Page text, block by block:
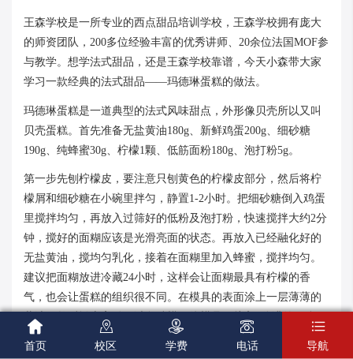
王森学校是一所专业的西点甜品培训学校，王森学校拥有庞大
的师资团队，200多位经验丰富的优秀讲师、20余位法国MOF参
与教学。想学法式甜品，还是王森学校靠谱，今天小森带大家
学习一款经典的法式甜品——玛德琳蛋糕的做法。
玛德琳蛋糕是一道典型的法式风味甜点，外形像贝壳所以又叫
贝壳蛋糕。首先准备无盐黄油180g、新鲜鸡蛋200g、细砂糖
190g、纯蜂蜜30g、柠檬1颗、低筋面粉180g、泡打粉5g。
第一步先刨柠檬皮，要注意只刨黄色的柠檬皮部分，然后将柠
檬屑和细砂糖在小碗里拌匀，静置1-2小时。把细砂糖倒入鸡蛋
里搅拌均匀，再放入过筛好的低粉及泡打粉，快速搅拌大约2分
钟，搅好的面糊应该是光滑亮面的状态。再放入已经融化好的
无盐黄油，搅均匀乳化，接着在面糊里加入蜂蜜，搅拌均匀。
建议把面糊放进冷藏24小时，这样会让面糊最具有柠檬的香
气，也会让蛋糕的组织很不同。在模具的表面涂上一层薄薄的
黄油，然后撒上高粉，避免粘模，往模具里挤入7分满的面糊，
放入烤箱，上火200℃，下火170℃，烘烤9-12分钟就可以了。

首页

校区

学费

电话

导航